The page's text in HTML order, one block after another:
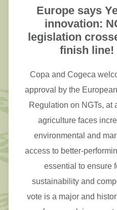
Europe says
innovation:
legislation
finish line!
Copa and Cogeca
approval by the
Regulation on NGTs,
agriculture faces
environmental and
access to better-
essential to ensure
sustainability and
vote is a major and